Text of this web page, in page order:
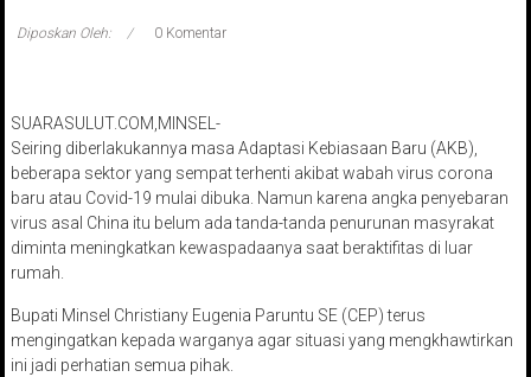
Diposkan Oleh: 0 Komentar
SUARASULUT.COM,MINSEL-
Seiring diberlakukannya masa Adaptasi Kebiasaan Baru (AKB),
beberapa sektor yang sempat terhenti akibat wabah virus corona
baru atau Covid-19 mulai dibuka. Namun karena angka penyebaran
virus asal China itu belum ada tanda-tanda penurunan masyrakat
diminta meningkatkan kewaspadaanya saat beraktifitas di luar
rumah.
Bupati Minsel Christiany Eugenia Paruntu SE (CEP) terus
mengingatkan kepada warganya agar situasi yang mengkhawtirkan
ini jadi perhatian semua pihak.